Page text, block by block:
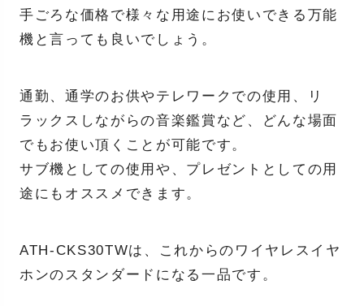
手ごろな価格で様々な用途にお使いできる万能
機と言っても良いでしょう。
通勤、通学のお供やテレワークでの使用、リ
ラックスしながらの音楽鑑賞など、どんな場面
でもお使い頂くことが可能です。
サブ機としての使用や、プレゼントとしての用
途にもオススメできます。
ATH-CKS30TWは、これからのワイヤレスイヤ
ホンのスタンダードになる一品です。